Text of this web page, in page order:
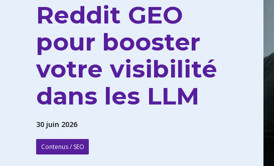
Reddit GEO
pour booster
votre visibilité
dans les LLM
30 juin 2026
Contenus / SEO